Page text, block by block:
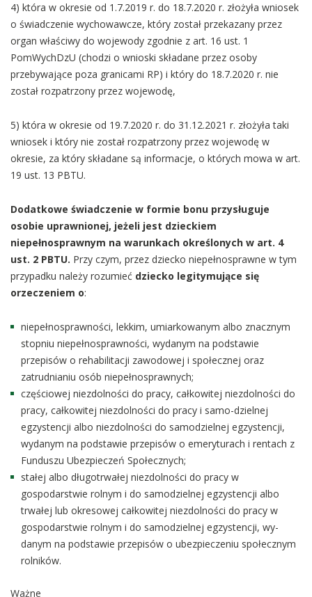
4) która w okresie od 1.7.2019 r. do 18.7.2020 r. złożyła wniosek
o świadczenie wychowawcze, który został przekazany przez
organ właściwy do wojewody zgodnie z art. 16 ust. 1
PomWychDzU (chodzi o wnioski składane przez osoby
przebywające poza granicami RP) i który do 18.7.2020 r. nie
został rozpatrzony przez wojewodę,
5) która w okresie od 19.7.2020 r. do 31.12.2021 r. złożyła taki
wniosek i który nie został rozpatrzony przez wojewodę w
okresie, za który składane są informacje, o których mowa w art.
19 ust. 13 PBTU.
Dodatkowe świadczenie w formie bonu przysługuje
osobie uprawnionej, jeżeli jest dzieckiem
niepełnosprawnym na warunkach określonych w art. 4
ust. 2 PBTU. Przy czym, przez dziecko niepełnosprawne w tym
przypadku należy rozumieć dziecko legitymujące się
orzeczeniem o:
niepełnosprawności, lekkim, umiarkowanym albo znacznym
stopniu niepełnosprawności, wydanym na podstawie
przepisów o rehabilitacji zawodowej i społecznej oraz
zatrudnianiu osób niepełnosprawnych;
częściowej niezdolności do pracy, całkowitej niezdolności do
pracy, całkowitej niezdolności do pracy i samo-dzielnej
egzystencji albo niezdolności do samodzielnej egzystencji,
wydanym na podstawie przepisów o emeryturach i rentach z
Funduszu Ubezpieczeń Społecznych;
stałej albo długotrwałej niezdolności do pracy w
gospodarstwie rolnym i do samodzielnej egzystencji albo
trwałej lub okresowej całkowitej niezdolności do pracy w
gospodarstwie rolnym i do samodzielnej egzystencji, wy-
danym na podstawie przepisów o ubezpieczeniu społecznym
rolników.
Ważne